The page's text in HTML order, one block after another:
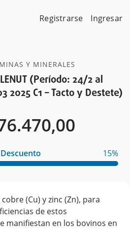
Registrarse Ingresar
15%
Y MINERALES
(Período: 24/2 al
2025 C1 – Tacto y Destete)
(Cu) y zinc (Zn), para
de estos
manifiestan en los bovinos en